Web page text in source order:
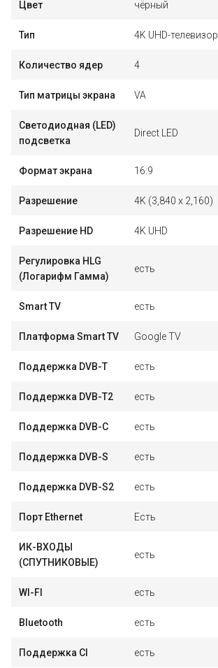
Цвет чёрный
Тип 4K UHD-телевизор
Количество ядер 4
Тип матрицы экрана VA
Светодиодная (LED)
подсветка
Direct LED
Формат экрана 16:9
Разрешение 4K (3,840 x 2,160)
Разрешение HD 4K UHD
Регулировка HLG
(Логарифм Гамма)
есть
Smart TV есть
Платформа Smart TV Google TV
Поддержка DVB-T есть
Поддержка DVB-T2 есть
Поддержка DVB-C есть
Поддержка DVB-S есть
Поддержка DVB-S2 есть
Порт Ethernet Есть
ИК-ВХОДЫ
(СПУТНИКОВЫЕ)
есть
WI-FI есть
Bluetooth есть
Поддержка CI есть